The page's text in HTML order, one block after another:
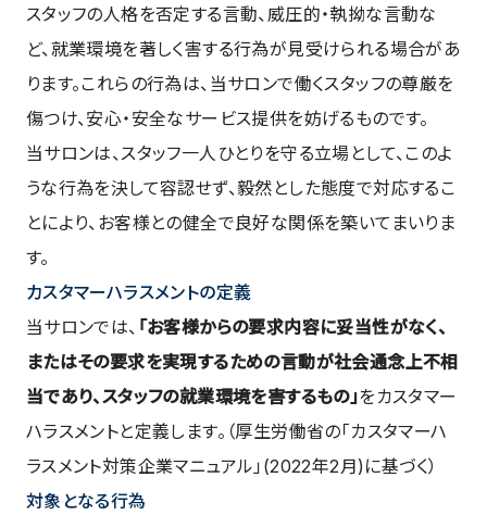
スタッフの人格を否定する言動、威圧的・執拗な言動な
ど、就業環境を著しく害する行為が見受けられる場合があ
ります。これらの行為は、当サロンで働くスタッフの尊厳を
傷つけ、安心・安全なサービス提供を妨げるものです。
当サロンは、スタッフ一人ひとりを守る立場として、このよ
うな行為を決して容認せず、毅然とした態度で対応するこ
とにより、お客様との健全で良好な関係を築いてまいりま
す。
カスタマーハラスメントの定義
当サロンでは、 「お客様からの要求内容に妥当性がなく、
またはその要求を実現するための言動が社会通念上不相
当であり、スタッフの就業環境を害するもの」をカスタマー
ハラスメントと定義します。（厚生労働省の「カスタマーハ
ラスメント対策企業マニュアル」(2022年2月)に基づく）
対象となる行為